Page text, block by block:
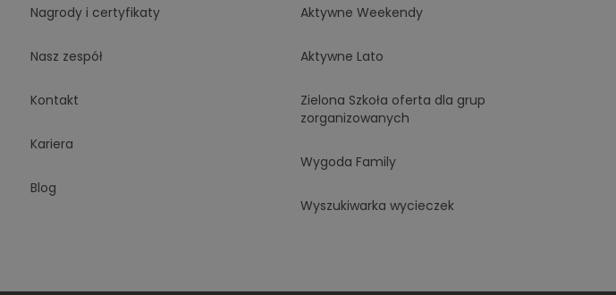
Nagrody i certyfikaty
Nasz zespół
Kontakt
Kariera
Blog
Aktywne Weekendy
Aktywne Lato
Zielona Szkoła oferta dla grup
zorganizowanych
Wygoda Family
Wyszukiwarka wycieczek